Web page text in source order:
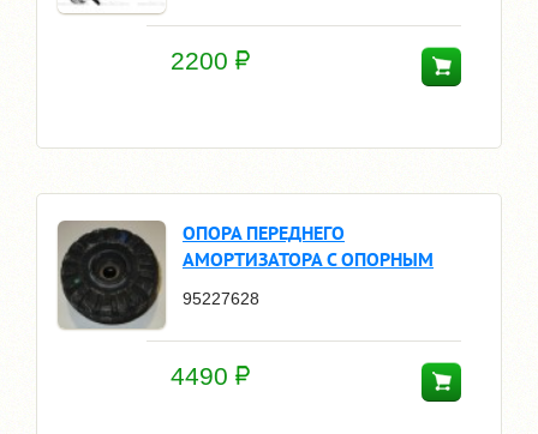
2200
ОПОРА ПЕРЕДНЕГО
АМОРТИЗАТОРА С ОПОРНЫМ
95227628
4490